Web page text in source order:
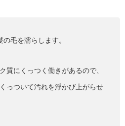
毛を濡らします。
質にくっつく働きがあるので、
っついて汚れを浮かび上がらせ